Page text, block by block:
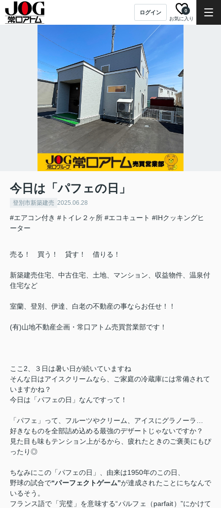
ログイン
お気に入り
0
今日は「パフェの日」
登別市新築建売 2025.06.28
#エアコン付き #トイレ２ヶ所 #エコキュート #IHクッキングヒ
ーター
売る！ 買う！ 貸す！ 借りる！
新築建売住宅、中古住宅、土地、マンション、収益物件、温泉付
住宅など
室蘭、登別、伊達、白老の不動産の事ならお任せ！！
(有)山地不動産企画・常口アトム売買営業部です！
ここ2、３日は暑い日が続いていますね
そんな日はアイスクリームなら、ご家庭の冷蔵庫には常備されて
いますかね？
今日は「パフェの日」なんですって！
「パフェ」って、フルーツやクリーム、アイスにグラノーラ…
好きなものを全部詰め込める最強のデザートじゃないですか？
見た目も味もテンション上がるから、疲れたときのご褒美にもぴ
ったり◎
ちなみにこの「パフェの日」、由来は1950年のこの日、
野球の試合で“パーフェクトゲーム”が達成されたことにちなんで
いるそう。
フランス語で「完璧」を意味する“パルフェ（parfait）”にかけて